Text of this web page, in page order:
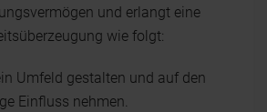
und erlangt eine
wie folgt:
Umfeld gestalten und auf den
Einfluss nehmen.